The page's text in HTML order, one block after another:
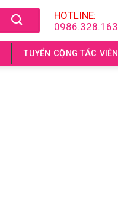
HOTLINE:
0986.328.163
TUYỂN CỘNG TÁC VIÊN